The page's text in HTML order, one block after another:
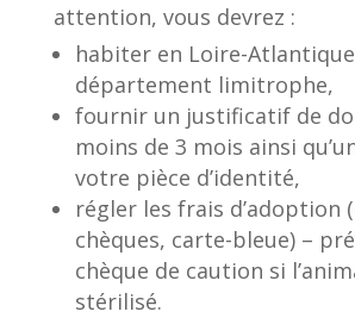
attention, vous devrez :
habiter en Loire-
département limitrophe,
fournir un justificatif de
moins de 3 mois ainsi
votre pièce d’identité,
régler les frais d’adoption
chèques, carte-bleue) –
chèque de caution si
stérilisé.